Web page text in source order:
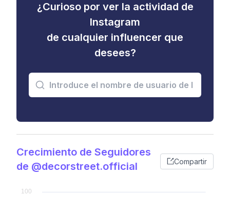
¿Curioso por ver la actividad de
Instagram
de cualquier influencer que
desees?
Crecimiento de Seguidores
de @decorstreet.official
Compartir